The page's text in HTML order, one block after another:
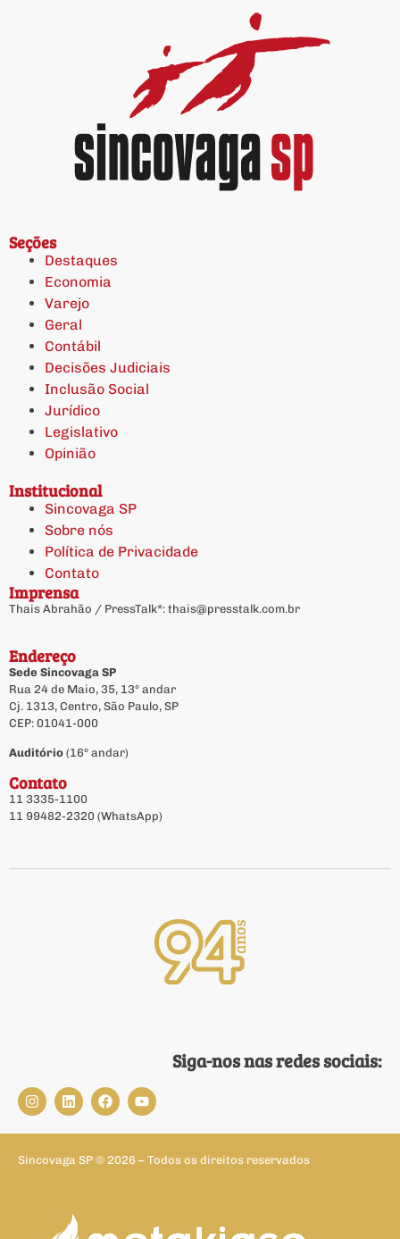
Seções
Destaques
Economia
Varejo
Geral
Contábil
Decisões Judiciais
Inclusão Social
Jurídico
Legislativo
Opinião
Institucional
Sincovaga SP
Sobre nós
Política de Privacidade
Contato
Imprensa
Thais Abrahão / PressTalk*: thais@presstalk.com.br
Endereço
Sede Sincovaga SP
Rua 24 de Maio, 35, 13º andar
Cj. 1313, Centro, São Paulo, SP
CEP: 01041-000
Auditório (16º andar)
Contato
11 3335-1100
11 99482-2320 (WhatsApp)
Siga-nos nas redes sociais:
Sincovaga SP © 2026 – Todos os direitos reservados